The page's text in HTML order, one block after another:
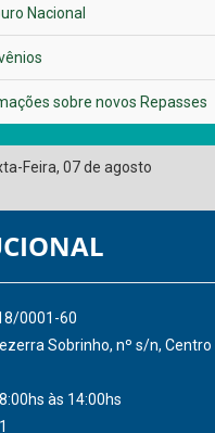
do Estado de Pernambuco
do Estado de Pernambuco
da União
de Municípios - CNM